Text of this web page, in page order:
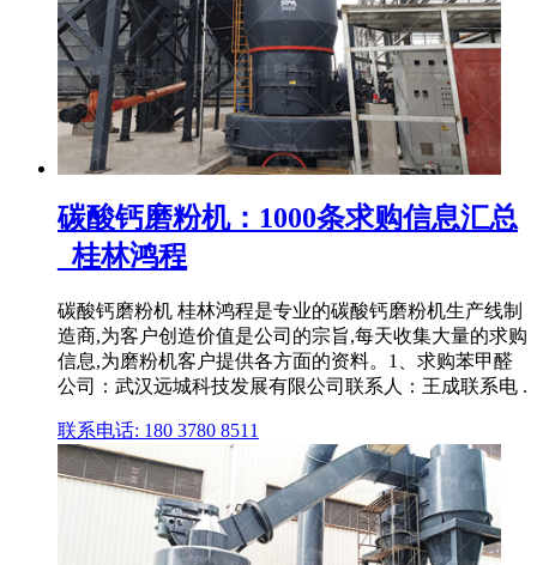
碳酸钙磨粉机：1000条求购信息汇总
_桂林鸿程
碳酸钙磨粉机 桂林鸿程是专业的碳酸钙磨粉机生产线制
造商,为客户创造价值是公司的宗旨,每天收集大量的求购
信息,为磨粉机客户提供各方面的资料。1、求购苯甲醛
公司：武汉远城科技发展有限公司联系人：王成联系电 .
联系电话: 180 3780 8511